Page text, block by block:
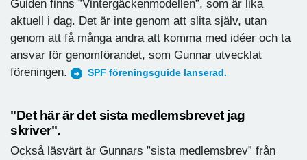
Guiden finns ”Vintergäckenmodellen”, som är lika
aktuell i dag. Det är inte genom att slita själv, utan
genom att få många andra att komma med idéer och ta
ansvar för genomförandet, som Gunnar utvecklat
föreningen.
SPF föreningsguide lanserad.
"Det här är det sista medlemsbrevet jag
skriver".
Också läsvärt är Gunnars ”sista medlemsbrev” från